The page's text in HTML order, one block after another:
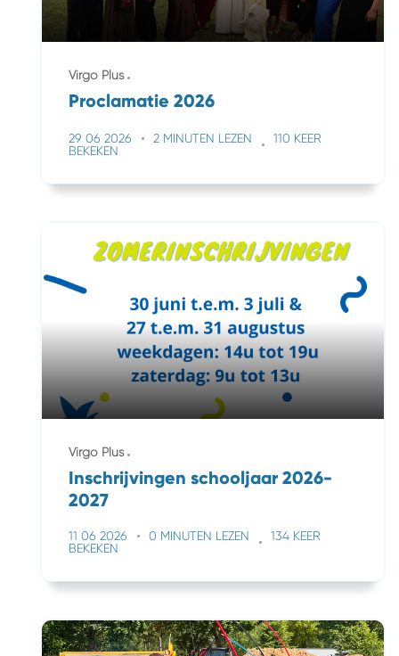
Virgo Plus
Proclamatie 2026
29 06 2026 2 MINUTEN LEZEN
110 KEER
BEKEKEN
Virgo Plus
Inschrijvingen schooljaar 2026-
2027
11 06 2026 0 MINUTEN LEZEN
134 KEER
BEKEKEN